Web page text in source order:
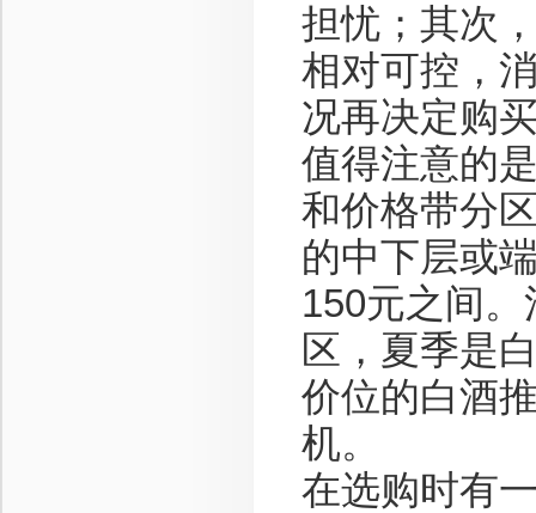
担忧；其次
相对可控，
况再决定购
值得注意的
和价格带分
的中下层或
150元之间
区，夏季是
价位的白酒
机。
在选购时有